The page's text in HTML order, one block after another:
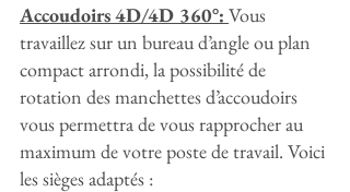
Accoudoirs 4D/4D 360°: Vous
travaillez sur un bureau d’angle ou plan
compact arrondi, la possibilité de
rotation des manchettes d’accoudoirs
vous permettra de vous rapprocher au
maximum de votre poste de travail. Voici
les sièges adaptés :